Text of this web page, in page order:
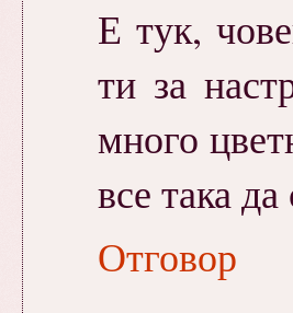
Е тук,
ти за
много
все така
Отговор